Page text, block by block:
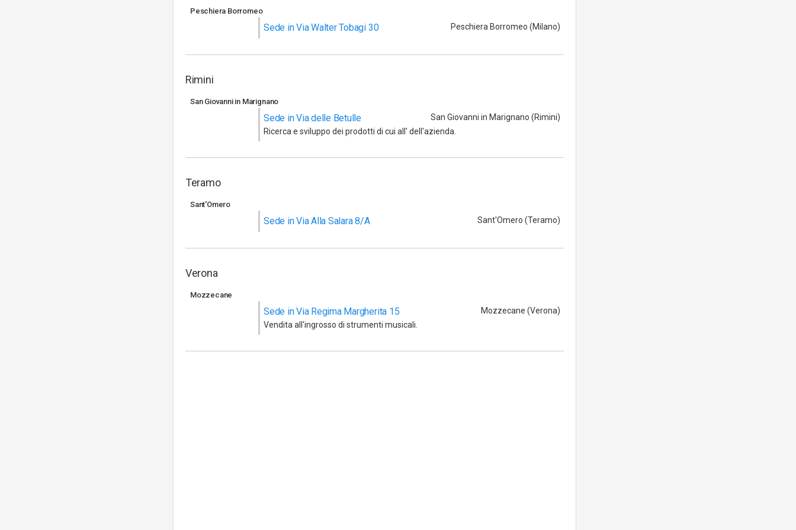
Peschiera Borromeo
Peschiera Borromeo (Milano)
Sede in Via Walter Tobagi 30
Rimini
San Giovanni in Marignano
San Giovanni in Marignano (Rimini)
Sede in Via delle Betulle
Ricerca e sviluppo dei prodotti di cui all' dell'azienda.
Teramo
Sant'Omero
Sant'Omero (Teramo)
Sede in Via Alla Salara 8/A
Verona
Mozzecane
Mozzecane (Verona)
Sede in Via Regima Margherita 15
Vendita all'ingrosso di strumenti musicali.